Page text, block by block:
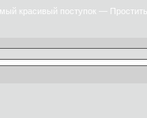
красивый поступок —